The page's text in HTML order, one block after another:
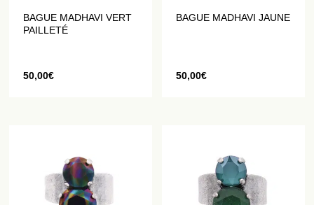
BAGUE MADHAVI VERT
PAILLETÉ
50,00€
BAGUE MADHAVI JAUNE
50,00€